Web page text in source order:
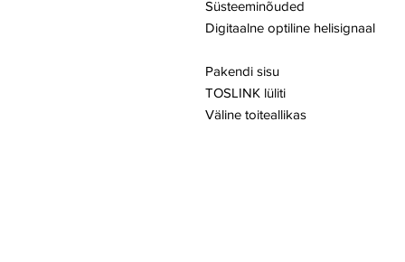
Süsteeminõuded
Digitaalne optiline helisignaal
Pakendi sisu
TOSLINK lüliti
Väline toiteallikas